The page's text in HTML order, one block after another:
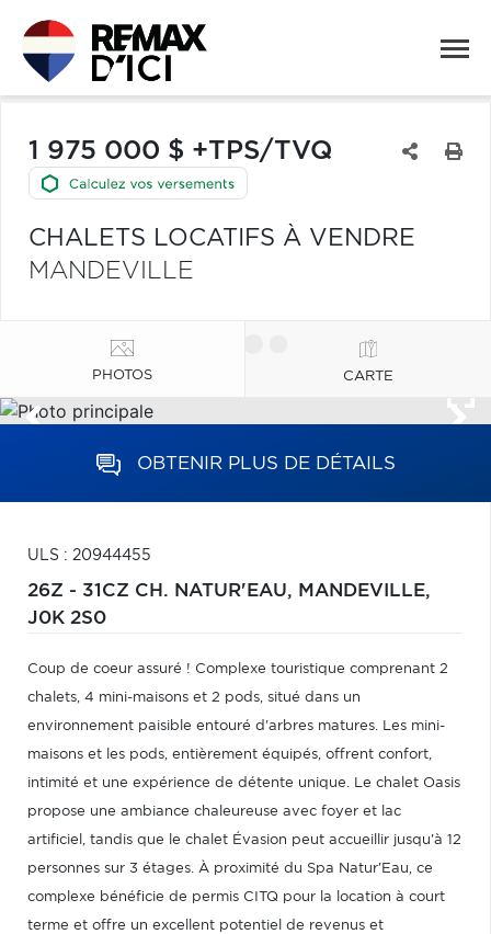
1 975 000 $ +TPS/TVQ
CHALETS LOCATIFS À VENDRE
MANDEVILLE
PHOTOS CARTE
OBTENIR PLUS DE DÉTAILS
ULS : 20944455
26Z - 31CZ CH. NATUR'EAU, MANDEVILLE,
J0K 2S0
Coup de coeur assuré ! Complexe touristique comprenant 2
chalets, 4 mini-maisons et 2 pods, situé dans un
environnement paisible entouré d'arbres matures. Les mini-
maisons et les pods, entièrement équipés, offrent confort,
intimité et une expérience de détente unique. Le chalet Oasis
propose une ambiance chaleureuse avec foyer et lac
artificiel, tandis que le chalet Évasion peut accueillir jusqu'à 12
personnes sur 3 étages. À proximité du Spa Natur'Eau, ce
complexe bénéficie de permis CITQ pour la location à court
terme et offre un excellent potentiel de revenus et